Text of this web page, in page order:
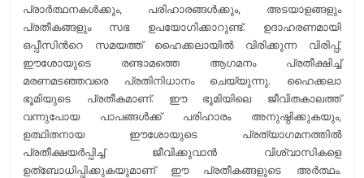
പ്രാര്‍ത്ഥനകള്‍ക്കും, പരിഹാരങ്ങള്‍ക്കും, അടയാളങ്ങളും
പ്രതീകങ്ങളും സഭ ഉപയോഗിക്കാറുണ്ട്. ഉദാഹരണമായി
ഒപ്പീസിന്‍റെ സമയത്ത് ഹൈക്കലായില്‍ വിരിക്കുന്ന വിരിപ്പ്,
ഈശോയുടെ രണ്ടാമത്തെ ആഗമനം പ്രതീക്ഷിച്ച്
മരണമടഞ്ഞവരെ പ്രതിനിധാനം ചെയ്യുന്നു. ഹൈക്കലാ
ഭൂമിയുടെ പ്രതീകമാണ്. ഈ ഭൂമിയിലെ ജീവിതകാലത്ത്
വന്നുപോയ പാപങ്ങള്‍ക്ക് പരിഹാരം അനുഷ്ഠിക്കുകയും,
ഉത്ഥിതനായ ഈശോയുടെ പ്രത്യാഗമനത്തില്‍
പ്രതീക്ഷയര്‍പ്പിച്ച് ജീവിക്കുവാന്‍ വിശ്വാസികളെ
ഉത്ബോധിപ്പിക്കുകയുമാണ് ഈ പ്രതീകങ്ങളുടെ അര്‍ത്ഥം.